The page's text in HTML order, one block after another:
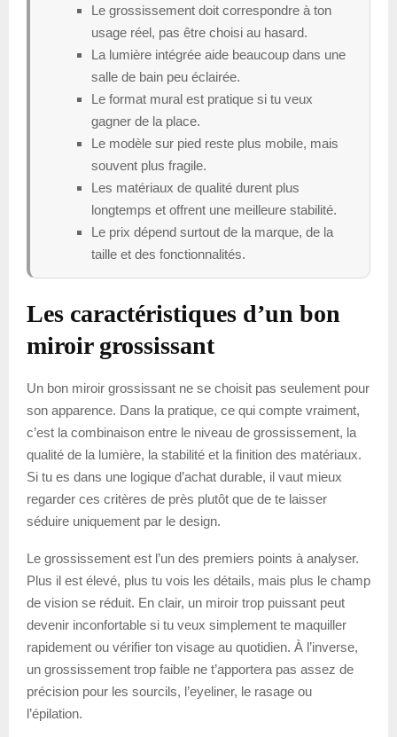
Le grossissement doit correspondre à ton
usage réel, pas être choisi au hasard.
La lumière intégrée aide beaucoup dans une
salle de bain peu éclairée.
Le format mural est pratique si tu veux
gagner de la place.
Le modèle sur pied reste plus mobile, mais
souvent plus fragile.
Les matériaux de qualité durent plus
longtemps et offrent une meilleure stabilité.
Le prix dépend surtout de la marque, de la
taille et des fonctionnalités.
Les caractéristiques d’un bon
miroir grossissant
Un bon miroir grossissant ne se choisit pas seulement pour
son apparence. Dans la pratique, ce qui compte vraiment,
c’est la combinaison entre le niveau de grossissement, la
qualité de la lumière, la stabilité et la finition des matériaux.
Si tu es dans une logique d’achat durable, il vaut mieux
regarder ces critères de près plutôt que de te laisser
séduire uniquement par le design.
Le grossissement est l’un des premiers points à analyser.
Plus il est élevé, plus tu vois les détails, mais plus le champ
de vision se réduit. En clair, un miroir trop puissant peut
devenir inconfortable si tu veux simplement te maquiller
rapidement ou vérifier ton visage au quotidien. À l’inverse,
un grossissement trop faible ne t’apportera pas assez de
précision pour les sourcils, l’eyeliner, le rasage ou
l’épilation.